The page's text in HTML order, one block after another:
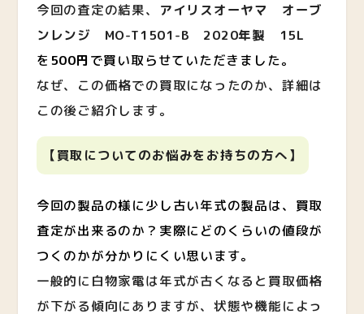
今回の査定の結果、
アイリスオーヤマ オーブ
ンレンジ MO-T1501-B 2020年製 15L
を 500円 で買い取らせていただきました。
なぜ、この価格での買取になったのか、詳細は
この後ご紹介します。
【買取についてのお悩みをお持ちの方へ】
今回の製品の様に少し古い年式の製品は、買取
査定が出来るのか？実際にどのくらいの値段が
つくのかが分かりにくい思います。
一般的に白物家電は年式が古くなると買取価格
が下がる傾向にありますが、状態や機能によっ